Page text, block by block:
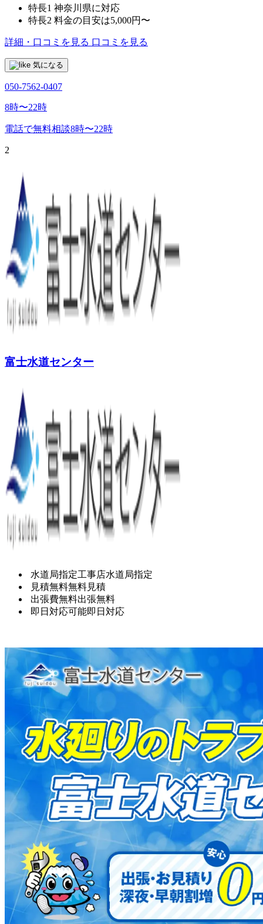
特長1 神奈川県に対応
特長2 料金の目安は5,000円〜
詳細・口コミを見る 口コミを見る
気になる
050-7562-0407
8時〜22時
電話で無料相談8時〜22時
2
富士水道センター
水道局指定工事店水道局指定
見積無料無料見積
出張費無料出張無料
即日対応可能即日対応